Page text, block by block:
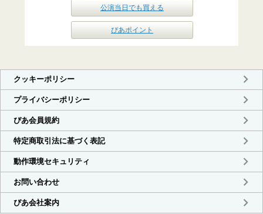
公演当日でも買える
ぴあポイント